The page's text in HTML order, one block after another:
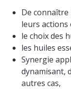
De
leurs
le choix des
les huiles
Synergie
dynamisant,
autres cas,